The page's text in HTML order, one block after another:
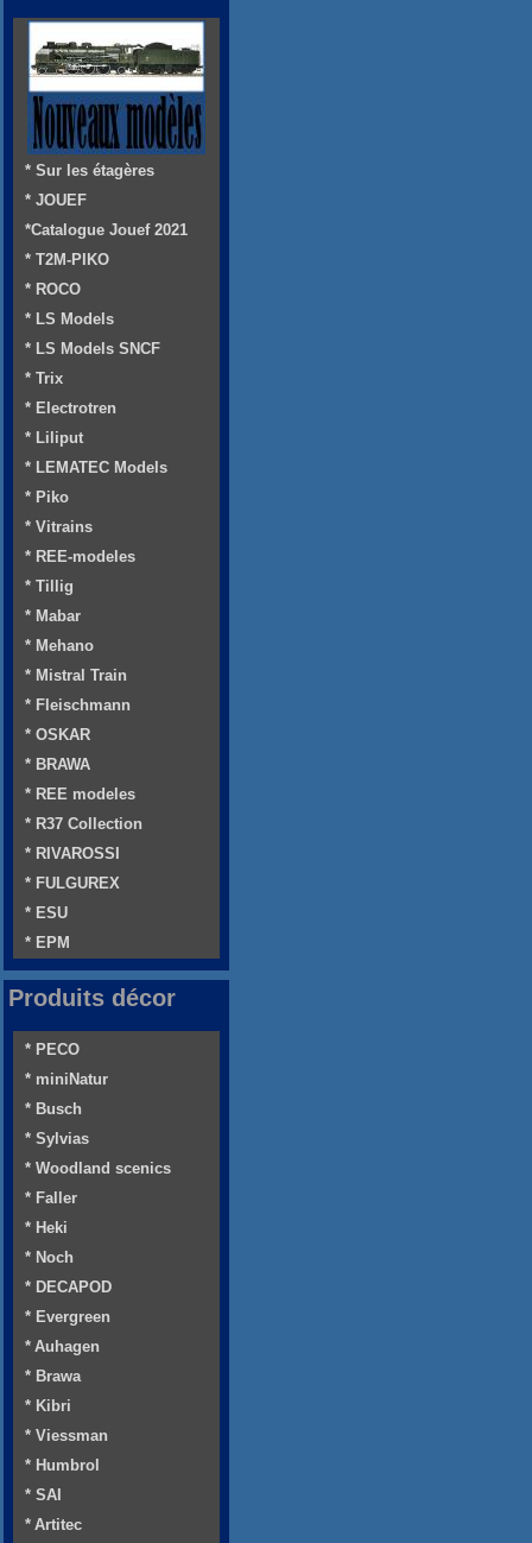
* Sur les étagères
* JOUEF
*Catalogue Jouef 2021
* T2M-PIKO
* ROCO
* LS Models
* LS Models SNCF
* Trix
* Electrotren
* Liliput
* LEMATEC Models
* Piko
* Vitrains
* REE-modeles
* Tillig
* Mabar
* Mehano
* Mistral Train
* Fleischmann
* OSKAR
* BRAWA
* REE modeles
* R37 Collection
* RIVAROSSI
* FULGUREX
* ESU
* EPM
Produits décor
* PECO
* miniNatur
* Busch
* Sylvias
* Woodland scenics
* Faller
* Heki
* Noch
* DECAPOD
* Evergreen
* Auhagen
* Brawa
* Kibri
* Viessman
* Humbrol
* SAI
* Artitec